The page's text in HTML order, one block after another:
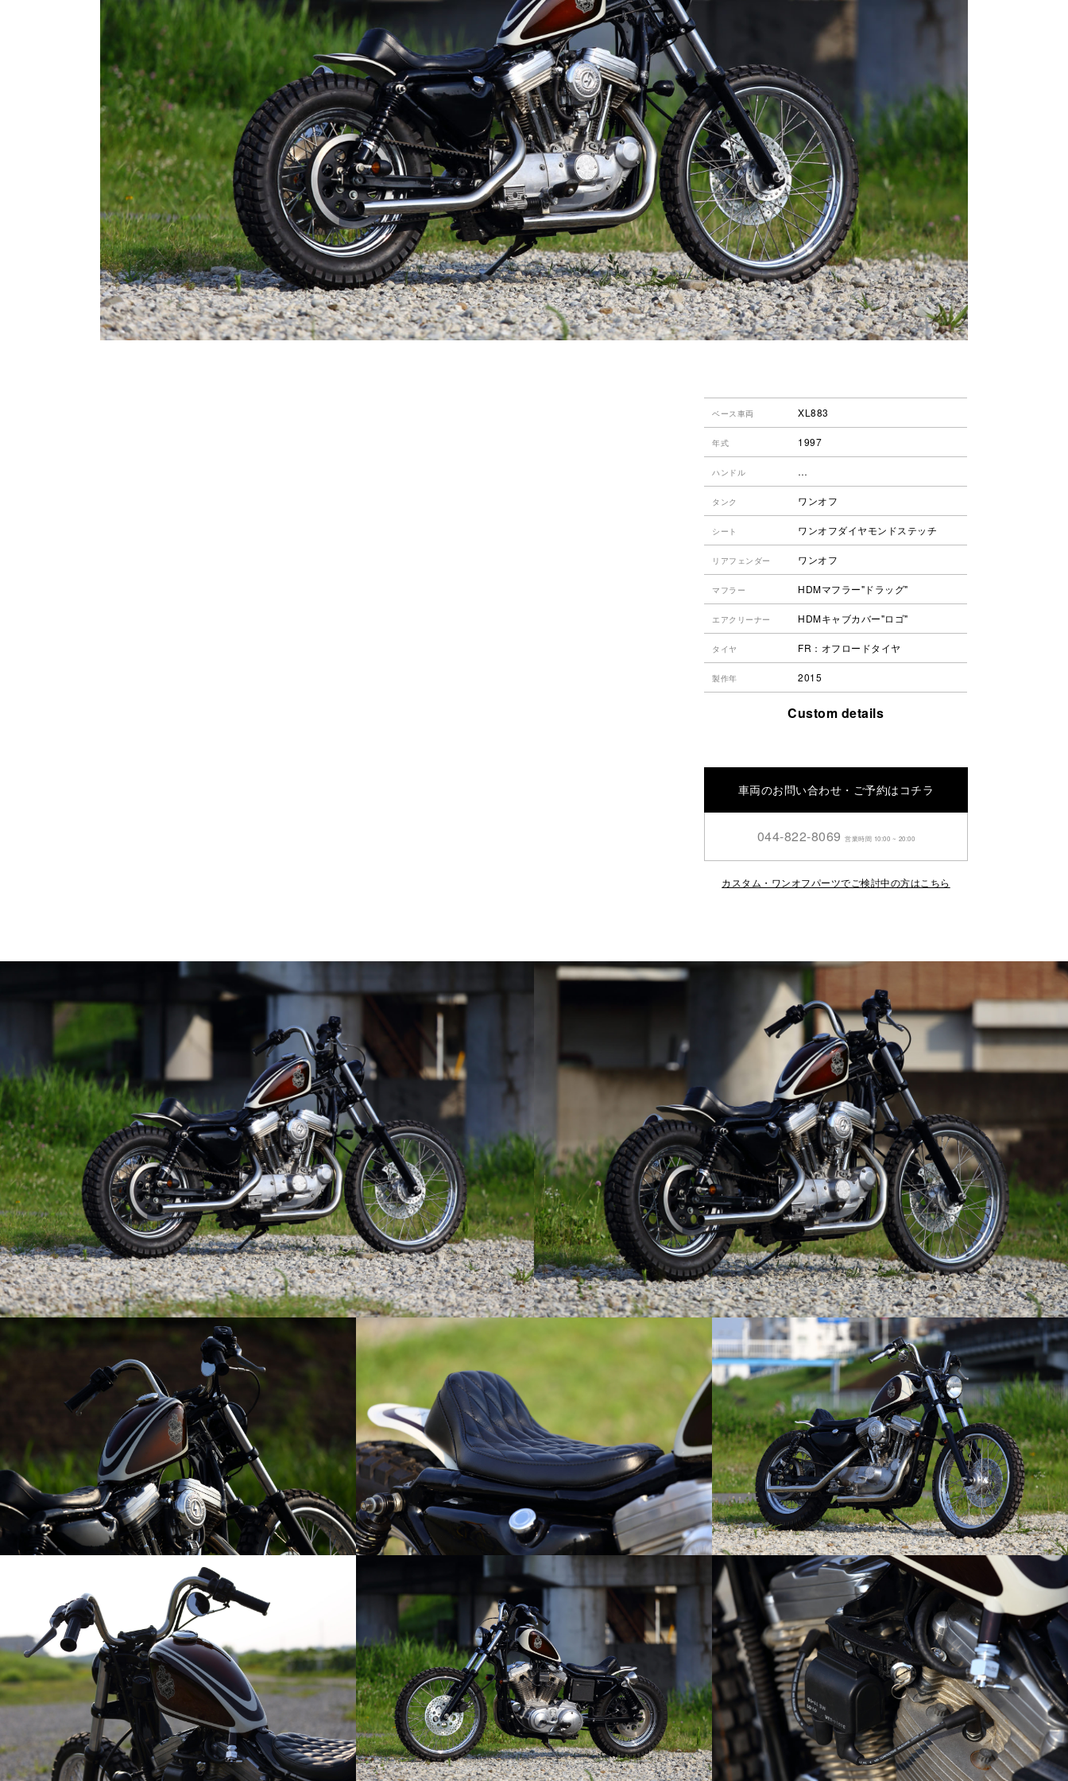
ベース車両 XL883
年式 1997
ハンドル …
タンク ワンオフ
シート ワンオフダイヤモンドステッチ
リアフェンダー ワンオフ
マフラー HDMマフラー"ドラッグ"
エアクリーナー HDMキャブカバー"ロゴ"
タイヤ FR：オフロードタイヤ
製作年 2015
Custom details
車両のお問い合わせ・ご予約はコチラ
044-822-8069営業時間 10:00 ~ 20:00
カスタム・ワンオフパーツでご検討中の方はこちら